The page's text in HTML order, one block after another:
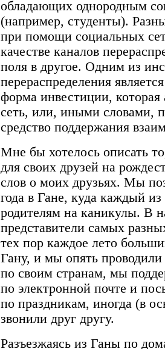
обладающих однородным
(например, студенты).
при помощи социальных
качестве каналов
поля в другое. Одним из
перераспределения
форма инвестиции,
сеть, или, иными словами,
средство поддержания
Мне бы хотелось описать
для своих друзей на
слов о моих друзьях. Мы
года в Гане, куда каждый
родителям на каникулы. В
представители самых
тех пор каждое лето
Гану, и мы опять проводили
по своим странам, мы
по электронной почте и
по праздникам, иногда (в
звонили друг другу.
Разъезжаясь из Ганы по